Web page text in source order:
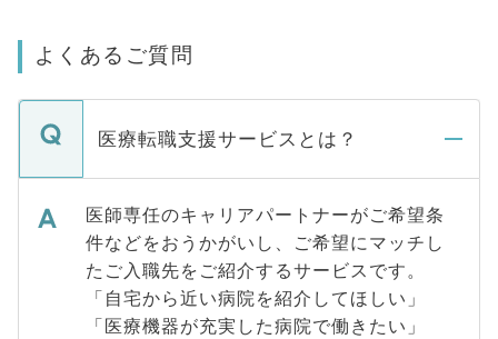
よくあるご質問
医療転職支援サービスとは？
医師専任のキャリアパートナーがご希望条
件などをおうかがいし、ご希望にマッチし
たご入職先をご紹介するサービスです。
「自宅から近い病院を紹介してほしい」
「医療機器が充実した病院で働きたい」